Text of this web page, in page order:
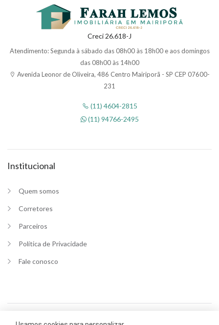
Creci 26.618-J
Atendimento: Segunda à sábado das 08h00 às 18h00 e aos domingos
das 08h00 às 14h00
Avenida Leonor de Oliveira, 486 Centro Mairiporã - SP CEP 07600-
231
(11) 4604-2815
(11) 94766-2495
Institucional
Quem somos
Corretores
Parceiros
Política de Privacidade
Fale conosco